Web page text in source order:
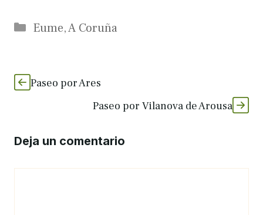
Categorías
Eume,A Coruña
Paseo por Ares
Paseo por Vilanova de Arousa
Deja un comentario